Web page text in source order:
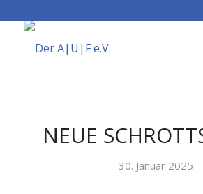
NEUE
30. Januar 2025